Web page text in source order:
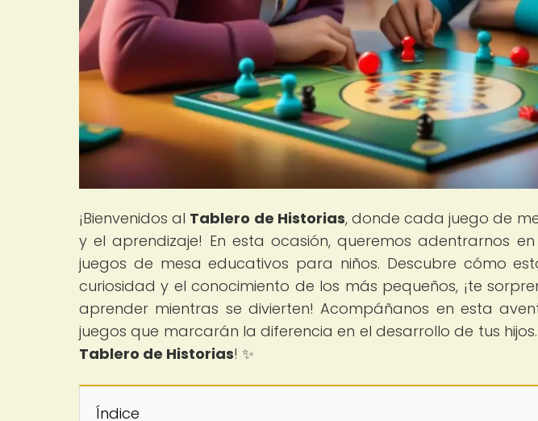
¡Bienvenidos al Tablero de Historias, donde cada juego de
y el aprendizaje! En esta ocasión, queremos adentrarnos
juegos de mesa educativos para niños. Descubre cómo
curiosidad y el conocimiento de los más pequeños, ¡te
aprender mientras se divierten! Acompáñanos en esta
juegos que marcarán la diferencia en el desarrollo de tus
Tablero de Historias! ✨
Índice